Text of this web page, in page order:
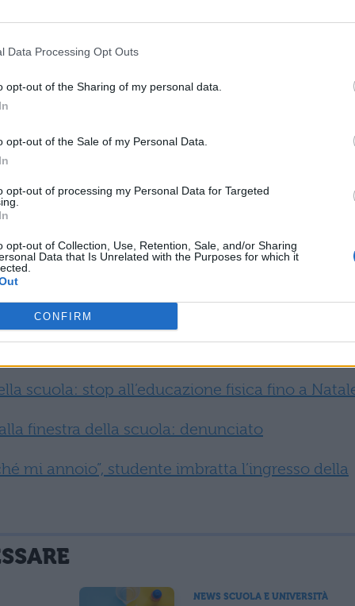
Data Processing Opt Outs
opt-out of the Sharing of my personal data.
opt-out of the Sale of my Personal Data.
opt-out of processing my Personal Data for Targeted
opt-out of Collection, Use, Retention, Sale, and/or Sharing
Data that Is Unrelated with the Purposes for which it
CONFIRM
Fuoco
cantiere di manutenzione dell’edificio, i Vigili
dal terzo piano. Da qui hanno potuto
l’intervento risolutivo. Hanno infatti
dai chiodi, e successivamente eliminato il
possibile l’apertura.
alle nove. Con un’ora di ritardo gli studenti
in classe ed assistere alle lezioni. La
ai carabinieri. Alle forze dell’ordine spetterà il
le cose. Le indagini sono state avviate
e di interruzione di pubblico servizio.
scuola: stop all’educazione fisica fino a
finestra della scuola: denunciato
mi annoio”, studente imbratta l’ingresso della
NEWS SCUOLA E UNIVERSITÀ